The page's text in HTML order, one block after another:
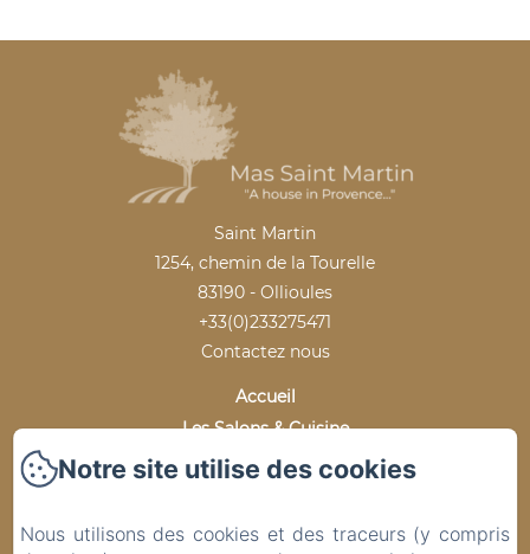
Saint Martin
1254, chemin de la Tourelle
83190 - Ollioules
+33(0)233275471
Contactez nous
Accueil
Les Salons & Cuisine
Les chambres
Visite Virtuelle
Notre site utilise des cookies
Nous utilisons des cookies et des traceurs (y compris